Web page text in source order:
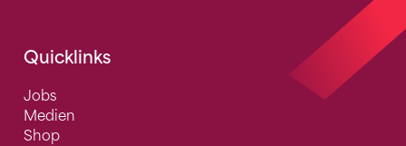
Quicklinks
Jobs
Medien
Shop